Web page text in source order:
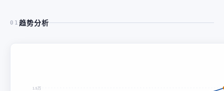
01 趋势分析
1.5万